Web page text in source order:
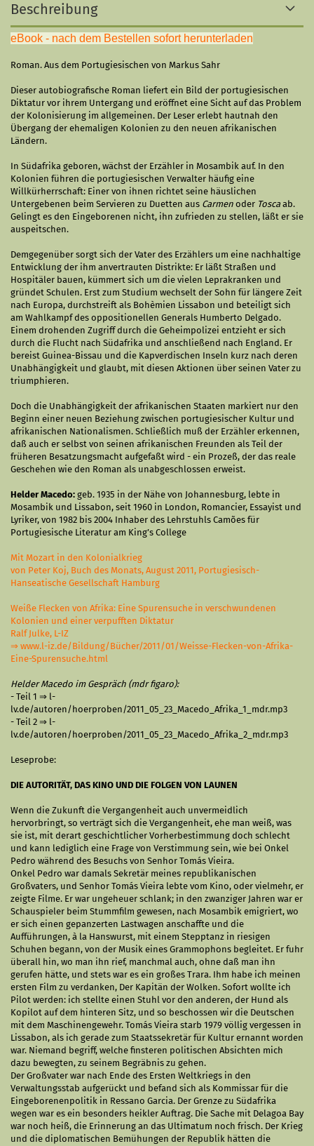
Beschreibung
eBook - nach dem Bestellen sofort herunterladen
Roman. Aus dem Portugiesischen von Markus Sahr
Dieser autobiografische Roman liefert ein Bild der portugiesischen
Diktatur vor ihrem Untergang und eröffnet eine Sicht auf das Problem
der Kolonisierung im allgemeinen. Der Leser erlebt hautnah den
Übergang der ehemaligen Kolonien zu den neuen afrikanischen
Ländern.
In Südafrika geboren, wächst der Erzähler in Mosambik auf. In den
Kolonien führen die portugiesischen Verwalter häufig eine
Willkürherrschaft: Einer von ihnen richtet seine häuslichen
Untergebenen beim Servieren zu Duetten aus Carmen oder Tosca ab.
Gelingt es den Eingeborenen nicht, ihn zufrieden zu stellen, läßt er sie
auspeitschen.
Demgegenüber sorgt sich der Vater des Erzählers um eine nachhaltige
Ent­wicklung der ihm anvertrauten Distrikte: Er läßt Straßen und
Hospitäler bauen, kümmert sich um die vielen Leprakranken und
gründet Schulen. Erst zum Studium wechselt der Sohn für längere Zeit
nach Europa, durch­streift als Bohèmien Lissabon und beteiligt sich
am Wahlkampf des oppositionellen Generals Humberto Delgado.
Einem drohenden Zugriff durch die Geheimpolizei entzieht er sich
durch die Flucht nach Südafrika und anschließend nach England. Er
bereist Guinea-Bissau und die Kapverdischen Inseln kurz nach deren
Unabhängigkeit und glaubt, mit diesen Aktionen über seinen Vater zu
triumphieren.
Doch die Unabhängigkeit der afrikanischen Staaten markiert nur den
Beginn einer neuen Beziehung zwischen portugiesischer Kultur und
afrikanischen Nationalismen. Schließlich muß der Erzähler erkennen,
daß auch er selbst von seinen afrikanischen Freunden als Teil der
früheren Besatzungsmacht aufgefaßt wird - ein Prozeß, der das reale
Geschehen wie den Roman als unabgeschlossen erweist.
Helder Macedo: geb. 1935 in der Nähe von Johannesburg, lebte in
Mosambik und Lissabon, seit 1960 in London, Romancier, Essayist und
Lyriker, von 1982 bis 2004 Inhaber des Lehrstuhls Camões für
Portugiesische Literatur am King’s College
Mit Mozart in den Kolonialkrieg
von Peter Koj, Buch des Monats, August 2011, Portugiesisch-
Hanseatische Gesellschaft Hamburg
Weiße Flecken von Afrika: Eine Spurensuche in verschwundenen
Kolonien und einer verpufften Diktatur
Ralf Julke, L-IZ
⇒ www.l-iz.de/Bildung/Bücher/2011/01/Weisse-Flecken-von-Afrika-
Eine-Spurensuche.html
Helder Macedo im Gespräch (mdr figaro):
- Teil 1 ⇒ l-
lv.de/autoren/hoerproben/2011_05_23_Macedo_Afrika_1_mdr.mp3
- Teil 2 ⇒ l-
lv.de/autoren/hoerproben/2011_05_23_Macedo_Afrika_2_mdr.mp3
Leseprobe:
DIE AUTORITÄT, DAS KINO UND DIE FOLGEN VON LAUNEN
Wenn die Zukunft die Vergangenheit auch unvermeidlich
hervorbringt, so verträgt sich die Vergangenheit, ehe man weiß, was
sie ist, mit derart geschichtlicher Vorherbestimmung doch schlecht
und kann lediglich eine Frage von Verstimmung sein, wie bei Onkel
Pedro während des Besuchs von Senhor Tomás Vieira.
Onkel Pedro war damals Sekretär meines republikanischen
Großvaters, und Senhor Tomás Vieira lebte vom Kino, oder vielmehr, er
zeigte Filme. Er war ungeheuer schlank; in den zwanziger Jahren war er
Schauspieler beim Stummfilm gewesen, nach Mosambik emigriert, wo
er sich einen gepanzerten Lastwagen anschaffte und die
Aufführungen, à la Hanswurst, mit einem Stepptanz in riesigen
Schuhen begann, von der Musik eines Grammophons begleitet. Er fuhr
überall hin, wo man ihn rief, manchmal auch, ohne daß man ihn
gerufen hätte, und stets war es ein großes Trara. Ihm habe ich meinen
ersten Film zu verdanken, Der Kapitän der Wolken. Sofort wollte ich
Pilot werden: ich stellte einen Stuhl vor den anderen, der Hund als
Kopilot auf dem hinteren Sitz, und so beschossen wir die Deutschen
mit dem Maschinengewehr. Tomás Vieira starb 1979 völlig vergessen in
Lissabon, als ich gerade zum Staatssekretär für Kultur ernannt worden
war. Niemand begriff, welche finsteren politischen Absichten mich
dazu bewegten, zu seinem Begräbnis zu gehen.
Der Großvater war nach Ende des Ersten Weltkriegs in den
Verwaltungsstab aufgerückt und befand sich als Kommissar für die
Eingeborenenpolitik in Ressano Garcia. Der Grenze zu Südafrika
wegen war es ein besonders heikler Auftrag. Die Sache mit Delagoa Bay
war noch heiß, die Erinnerung an das Ultimatum noch frisch. Der Krieg
und die diplomatischen Bemühungen der Republik hätten die